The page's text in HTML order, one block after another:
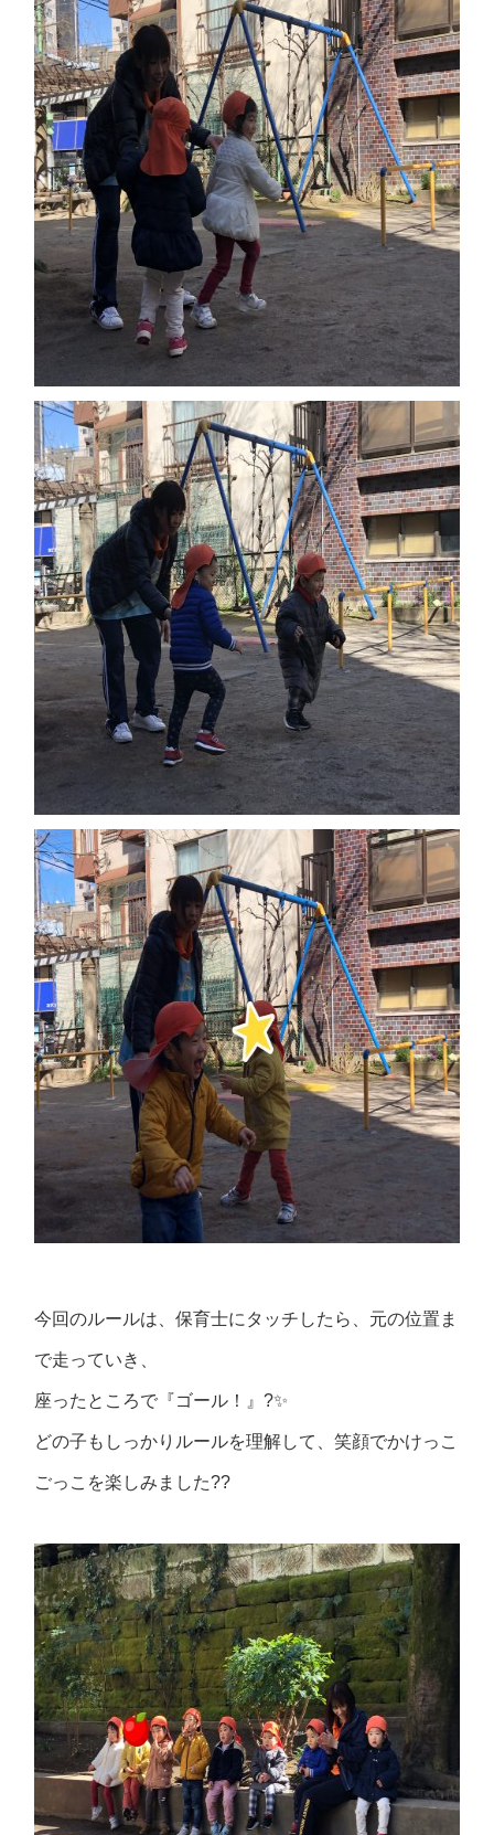
今回のルールは、保育士にタッチしたら、元の位置ま
で走っていき、
座ったところで『ゴール！』?✨
どの子もしっかりルールを理解して、笑顔でかけっこ
ごっこを楽しみました??